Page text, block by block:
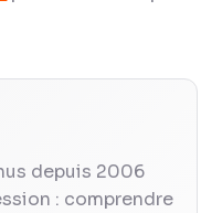
depuis 2006
: comprendre